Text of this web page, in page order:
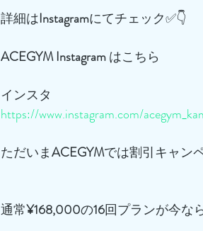
詳細はInstagramにてチェック✅👇
ACEGYM Instagram はこちら
インスタ
https://www.instagram.com/
ただいまACEGYMでは割引キャン
通常¥168,000の16回プランが今な